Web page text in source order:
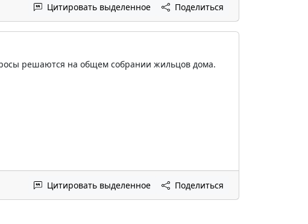
Цитировать выделенное Поделиться
решаются на общем собрании жильцов дома.
Цитировать выделенное Поделиться